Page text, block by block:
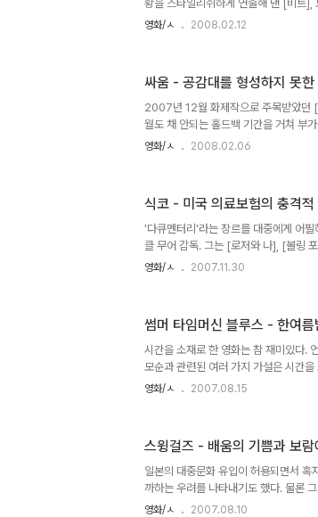
황을 스타일리쉬하게 연출해 낸 [비트],
[타짜], 만화가 허영만의 작품들은 TV
로 옮긴 작품이다. 개봉당시 흥행에서
는 호불호가 갈리는 경향이 두드러진 이
품인 것..
영화/ㅅ 2008.02.12
싸움 - 공감대를 형성하지 못한
2007년 12월 화제작으로 주목받았던
월도 채 안되는 홀드백 기간을 거쳐 부
강 캐스팅에도 불구하고 왜 이작품이
얼마나 이 내용이 한국적인 정서에 맞
보일드 로맨틱 코미디"이다. [장미의
영화/ㅅ 2008.02.06
식코 - 미국 의료보험의 충격적
'다큐멘터리'라는 장르를 대중에게 어
클 무어 감독. 그는 [로저와 나], [볼링
는 화제작들을 연출하면서 유명해졌다.
[로저와 나]가 미국 대기업의 횡포를, [
잉방위적인 미국인들의 의식구조를, [
영화/ㅅ 2007.11.30
썸머 타임머신 블루스 - 한여
시간을 소재로 한 영화는 참 재미있다.
모순과 관련된 여러 가지 가설은 시간
극하며 관객들의 관심을 끄는 매력이
봐왔던 시간여행 영화와는 달리 매우 소
미래로 간다는 거창한 계획따윈 존재하
와 같은 부..
영화/ㅅ 2007.08.15
스윙걸즈 - 배움의 기쁨과 보
일본의 대중문화 유입이 허용되면서
까하는 우려를 나타내기도 했다. 물론
을 돌파한 [러브레터]를 제외하고는 국
영화/ㅅ 2007.08.10